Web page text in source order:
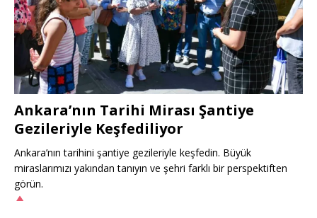
Ankara’nın Tarihi Mirası Şantiye
Gezileriyle Keşfediliyor
Ankara’nın tarihini şantiye gezileriyle keşfedin. Büyük
miraslarımızı yakından tanıyın ve şehri farklı bir perspektiften
görün.